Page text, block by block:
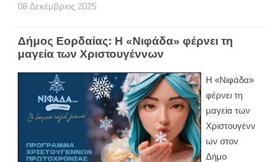
08 Δεκέμβριος 2025
Δήμος Εορδαίας: Η «Νιφάδα» φέρνει τη
μαγεία των Χριστουγέννων
Η «Νιφάδα»
φέρνει τη
μαγεία των
Χριστουγένν
ων στον
Δήμο